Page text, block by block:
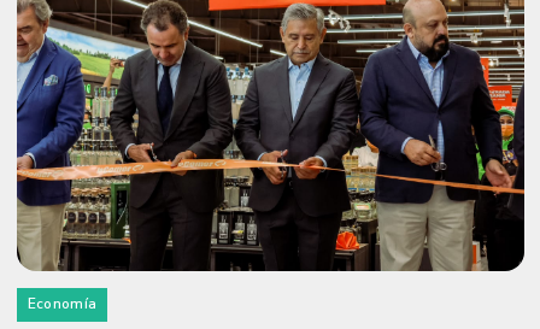
Economía